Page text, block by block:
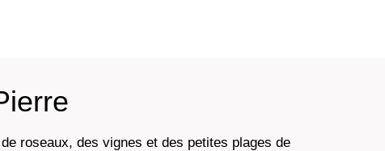
roseaux, des vignes et des petites plages de